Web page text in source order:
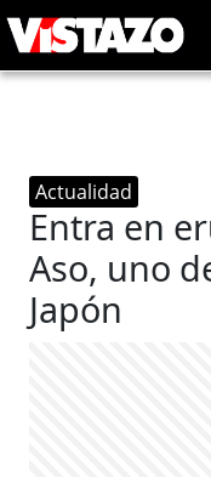
Actualidad
Entra en
Aso, uno
Japón